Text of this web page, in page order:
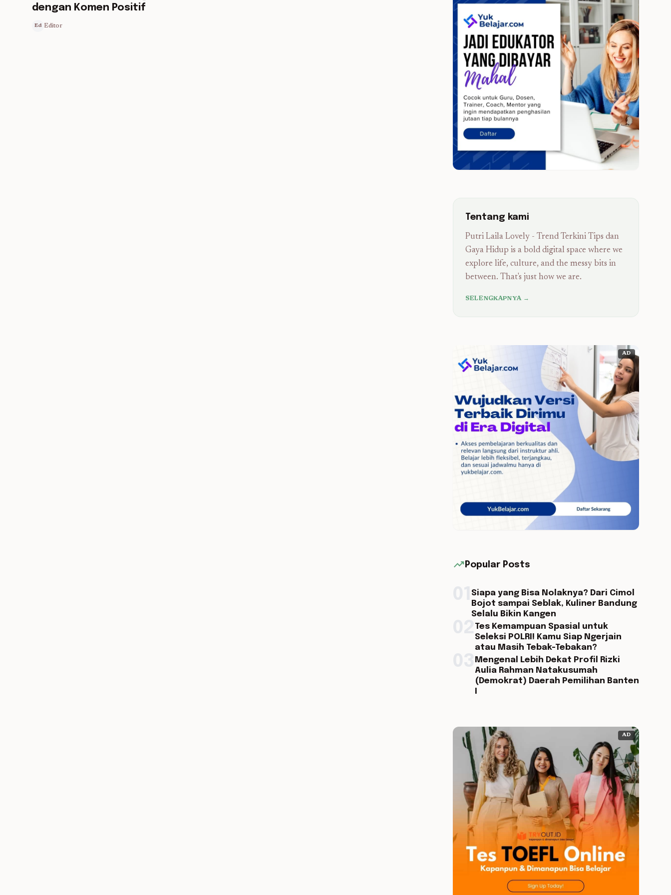
dengan Komen Positif
Ed Editor
Tentang kami
Putri Laila Lovely - Trend Terkini Tips dan
Gaya Hidup is a bold digital space where we
explore life, culture, and the messy bits in
between. That's just how we are.
SELENGKAPNYA →
AD
trending_up Popular Posts
Siapa yang Bisa Nolaknya? Dari Cimol
Bojot sampai Seblak, Kuliner Bandung
Selalu Bikin Kangen
Tes Kemampuan Spasial untuk
Seleksi POLRI! Kamu Siap Ngerjain
atau Masih Tebak-Tebakan?
Mengenal Lebih Dekat Profil Rizki
Aulia Rahman Natakusumah
(Demokrat) Daerah Pemilihan Banten
AD